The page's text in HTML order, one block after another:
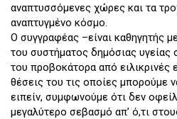
αναπτυσσόμενες χώρες και τα
αναπτυγμένο κόσμο.
Ο συγγραφέας –είναι καθηγητής
του συστήματος δημόσιας υγείας
του προβοκάτορα από ειλικρινές
θέσεις του τις οποίες μπορούμε
ειπείν, συμφωνούμε ότι δεν
μεγαλύτερο σεβασμό απ’ ό,τι